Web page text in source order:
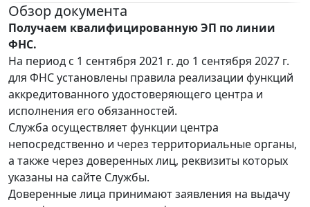
Обзор документа
Получаем квалифицированную ЭП по линии
ФНС.
На период с 1 сентября 2021 г. до 1 сентября 2027 г.
для ФНС установлены правила реализации функций
аккредитованного удостоверяющего центра и
исполнения его обязанностей.
Служба осуществляет функции центра
непосредственно и через территориальные органы,
а также через доверенных лиц, реквизиты которых
указаны на сайте Службы.
Доверенные лица принимают заявления на выдачу